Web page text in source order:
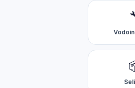
Zdravo! 👋 Opišite mi problem